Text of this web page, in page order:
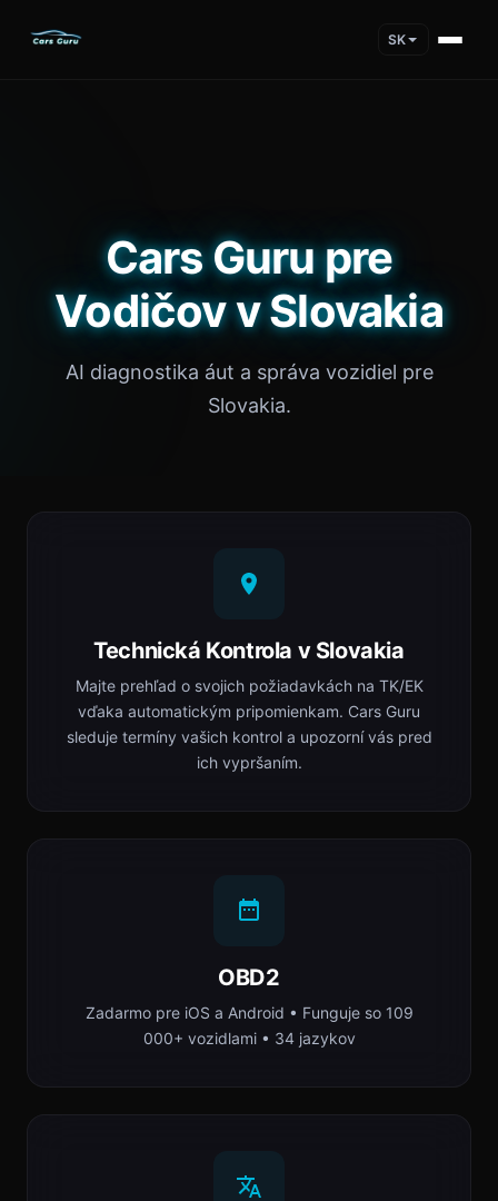
SK
Cars Guru pre
Vodičov v Slovakia
AI diagnostika áut a správa vozidiel pre
Slovakia.
Technická Kontrola v Slovakia
Majte prehľad o svojich požiadavkách na TK/EK
vďaka automatickým pripomienkam. Cars Guru
sleduje termíny vašich kontrol a upozorní vás pred
ich vypršaním.
OBD2
Zadarmo pre iOS a Android • Funguje so 109
000+ vozidlami • 34 jazykov